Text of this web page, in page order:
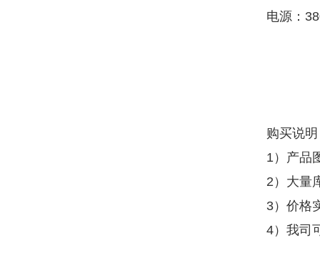
电源：
购买说
1）产品
2）大量
3）价格
4）我司